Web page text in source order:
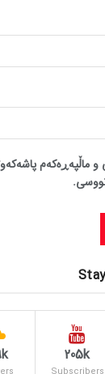
و ماڵپەڕەکەم
نووسی.
205k